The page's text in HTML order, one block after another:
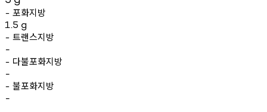
- 포화지방
1.5 g
- 트랜스지방
-
- 다불포화지방
-
- 불포화지방
-